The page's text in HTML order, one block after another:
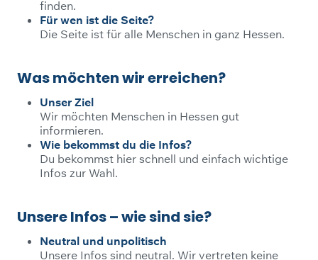
finden.
Für wen ist die Seite?
Die Seite ist für alle Menschen in ganz Hessen.
Was möchten wir erreichen?
Unser Ziel
Wir möchten Menschen in Hessen gut
informieren.
Wie bekommst du die Infos?
Du bekommst hier schnell und einfach wichtige
Infos zur Wahl.
Unsere Infos – wie sind sie?
Neutral und unpolitisch
Unsere Infos sind neutral. Wir vertreten keine